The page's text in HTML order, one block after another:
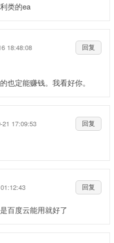
类的ea
18:48:08 回复
也定能赚钱。我看好你。
21 17:09:53 回复
回复
百度云能用就好了